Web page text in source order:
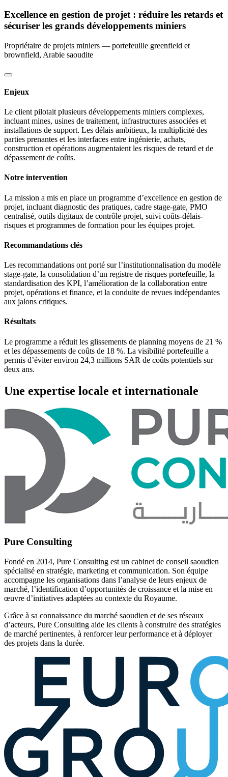
Excellence en gestion de projet : réduire les retards et
sécuriser les grands développements miniers
Propriétaire de projets miniers — portefeuille greenfield et
brownfield, Arabie saoudite
Enjeux
Le client pilotait plusieurs développements miniers complexes,
incluant mines, usines de traitement, infrastructures associées et
installations de support. Les délais ambitieux, la multiplicité des
parties prenantes et les interfaces entre ingénierie, achats,
construction et opérations augmentaient les risques de retard et de
dépassement de coûts.
Notre intervention
La mission a mis en place un programme d’excellence en gestion de
projet, incluant diagnostic des pratiques, cadre stage-gate, PMO
centralisé, outils digitaux de contrôle projet, suivi coûts-délais-
risques et programmes de formation pour les équipes projet.
Recommandations clés
Les recommandations ont porté sur l’institutionnalisation du modèle
stage-gate, la consolidation d’un registre de risques portefeuille, la
standardisation des KPI, l’amélioration de la collaboration entre
projet, opérations et finance, et la conduite de revues indépendantes
aux jalons critiques.
Résultats
Le programme a réduit les glissements de planning moyens de 21 %
et les dépassements de coûts de 18 %. La visibilité portefeuille a
permis d’éviter environ 24,3 millions SAR de coûts potentiels sur
deux ans.
Une expertise locale et internationale
Pure Consulting
Fondé en 2014, Pure Consulting est un cabinet de conseil saoudien
spécialisé en stratégie, marketing et communication. Son équipe
accompagne les organisations dans l’analyse de leurs enjeux de
marché, l’identification d’opportunités de croissance et la mise en
œuvre d’initiatives adaptées au contexte du Royaume.
Grâce à sa connaissance du marché saoudien et de ses réseaux
d’acteurs, Pure Consulting aide les clients à construire des stratégies
de marché pertinentes, à renforcer leur performance et à déployer
des projets dans la durée.